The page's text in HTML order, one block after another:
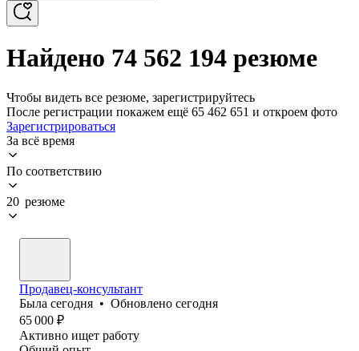
Найдено 74 562 194 резюме
Чтобы видеть все резюме, зарегистрируйтесь
После регистрации покажем ещё 65 462 651 и откроем фото
Зарегистрироваться
За всё время
По соответствию
20 резюме
Продавец-консультант
Была сегодня • Обновлено сегодня
65 000 ₽
Активно ищет работу